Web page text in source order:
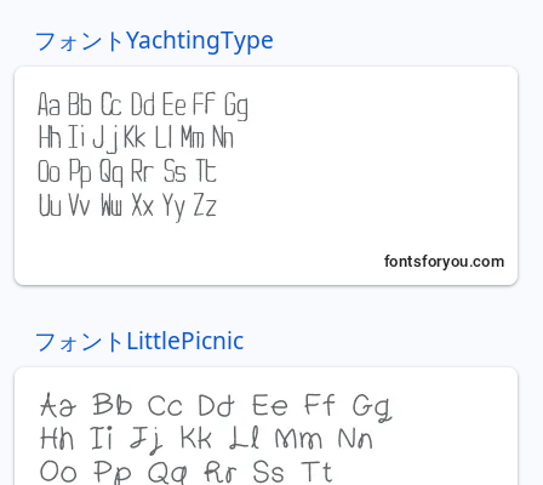
フォントYachtingType
フォントLittlePicnic